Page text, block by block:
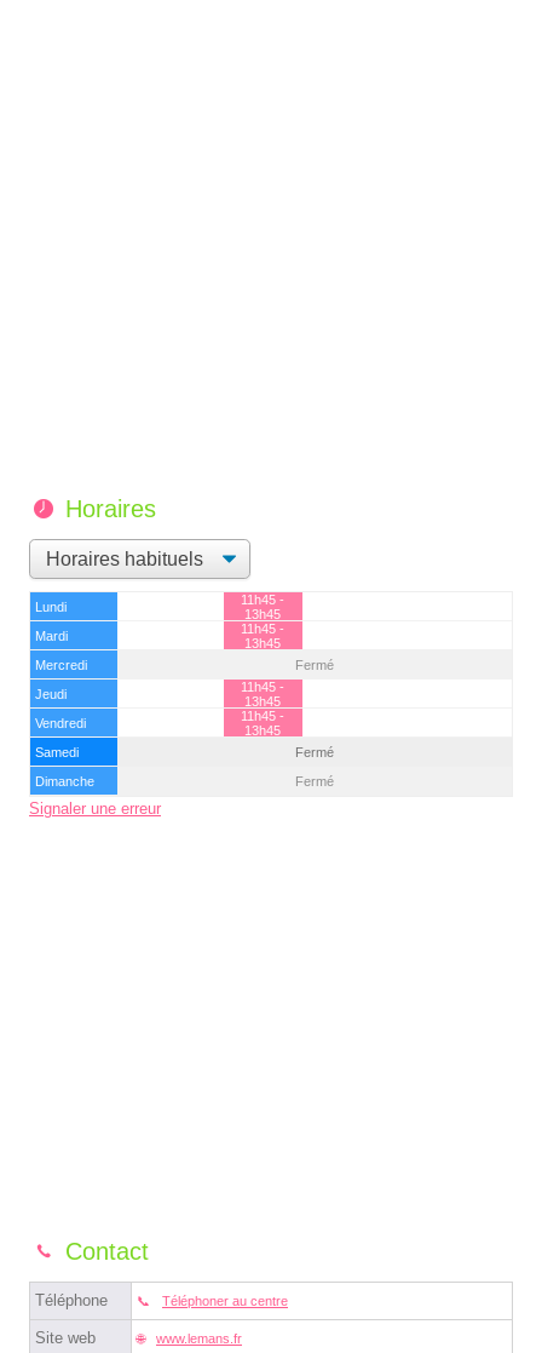
Horaires
Lundi
11h45 -
13h45
Mardi
11h45 -
13h45
Mercredi
Fermé
Jeudi
11h45 -
13h45
Vendredi
11h45 -
13h45
Samedi
Fermé
Dimanche
Fermé
Signaler une erreur
Contact
Téléphone Téléphoner au centre
Site web www.lemans.fr